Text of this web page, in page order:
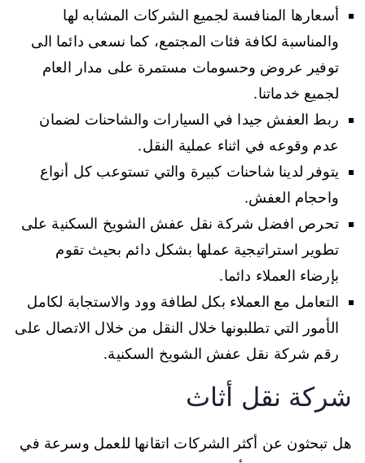
أسعارها المنافسة لجميع الشركات المشابه لها
والمناسبة لكافة فئات المجتمع، كما نسعى دائما الى
توفير عروض وحسومات مستمرة على مدار العام
لجميع خدماتنا.
ربط العفش جيدا في السيارات والشاحنات لضمان
عدم وقوعه في اثناء عملية النقل.
يتوفر لدينا شاحنات كبيرة والتي تستوعب كل أنواع
واحجام العفش.
تحرص افضل شركة نقل عفش الشويخ السكنية على
تطوير استراتيجية عملها بشكل دائم بحيث تقوم
بإرضاء العملاء دائما.
التعامل مع العملاء بكل لطافة وود والاستجابة لكامل
الأمور التي تطلبونها خلال النقل من خلال الاتصال على
رقم شركة نقل عفش الشويخ السكنية.
شركة نقل أثاث
هل تبحثون عن أكثر الشركات اتقانها للعمل وسرعة في